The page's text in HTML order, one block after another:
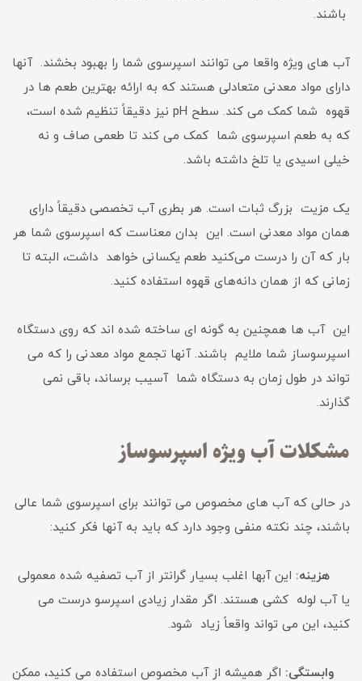
باشند.
آب های ویژه واقعا می توانند اسپرسوی شما را بهبود بخشند. آنها
دارای مواد معدنی متعادلی هستند که به ارائه بهترین طعم ها در
قهوه شما کمک می کند. سطح pH نیز دقیقاً تنظیم شده است،
که به طعم اسپرسوی شما کمک می کند تا طعمی صاف و نه
خیلی اسیدی یا تلخ داشته باشد.
یک مزیت بزرگ ثبات است. هر بطری آب تخصصی دقیقاً دارای
همان مواد معدنی است. این بدان معناست که اسپرسوی شما هر
بار که آن را درست می‌کنید طعم یکسانی خواهد داشت، البته تا
زمانی که از همان دانه‌های قهوه استفاده کنید.
این آب ها همچنین به گونه ای ساخته شده اند که روی دستگاه
اسپرسوساز شما ملایم باشند. آنها تجمع مواد معدنی را که می
تواند در طول زمان به دستگاه شما آسیب برساند، باقی نمی
گذارند.
مشکلات آب ویژه اسپرسوساز
در حالی که آب های مخصوص می توانند برای اسپرسوی شما عالی
باشند، چند نکته منفی وجود دارد که باید به آنها فکر کنید:
هزینه: این آبها اغلب بسیار گرانتر از آب تصفیه شده معمولی
یا آب لوله کشی هستند. اگر مقدار زیادی اسپرسو درست می
کنید، این می تواند واقعاً زیاد شود.
وابستگی: اگر همیشه از آب مخصوص استفاده می کنید، ممکن